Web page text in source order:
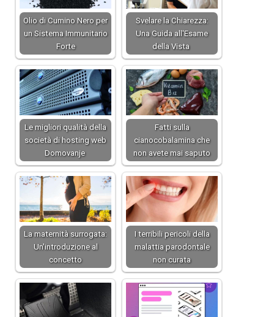
Olio di Cumino Nero per
un Sistema Immunitario
Forte
Svelare la Chiarezza:
Una Guida all'Esame
della Vista
Le migliori qualità della
società di hosting web
Domovanje
Fatti sulla
cianocobalamina che
non avete mai saputo
La maternità surrogata:
Un'introduzione al
concetto
I terribili pericoli della
malattia parodontale
non curata